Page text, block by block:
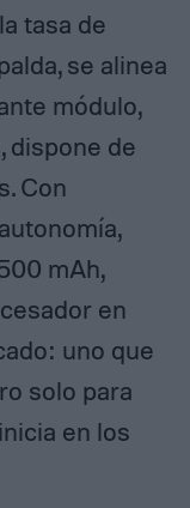
tasa de
se alinea
módulo,
dispone de
Con
mAh,
en
uno que
solo para
en los